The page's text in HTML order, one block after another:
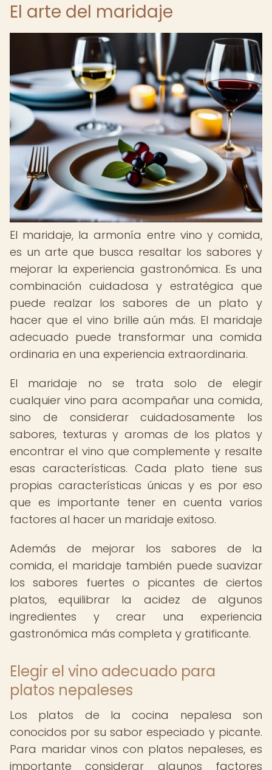
El arte del maridaje
El maridaje, la armonía entre vino y comida,
es un arte que busca resaltar los sabores y
mejorar la experiencia gastronómica. Es una
combinación cuidadosa y estratégica que
puede realzar los sabores de un plato y
hacer que el vino brille aún más. El maridaje
adecuado puede transformar una comida
ordinaria en una experiencia extraordinaria.
El maridaje no se trata solo de elegir
cualquier vino para acompañar una comida,
sino de considerar cuidadosamente los
sabores, texturas y aromas de los platos y
encontrar el vino que complemente y resalte
esas características. Cada plato tiene sus
propias características únicas y es por eso
que es importante tener en cuenta varios
factores al hacer un maridaje exitoso.
Además de mejorar los sabores de la
comida, el maridaje también puede suavizar
los sabores fuertes o picantes de ciertos
platos, equilibrar la acidez de algunos
ingredientes y crear una experiencia
gastronómica más completa y gratificante.
Elegir el vino adecuado para
platos nepaleses
Los platos de la cocina nepalesa son
conocidos por su sabor especiado y picante.
Para maridar vinos con platos nepaleses, es
importante considerar algunos factores